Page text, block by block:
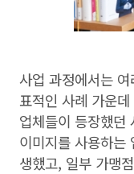
사업 과정에서는
표적인 사례 가운
업체들이 등장했던
이미지를 사용하는
생했고, 일부 가맹